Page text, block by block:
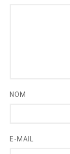
NOM
E-MAIL